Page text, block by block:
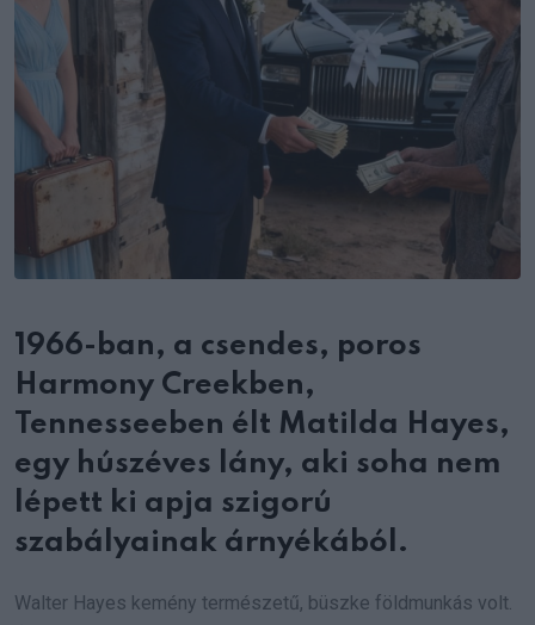
1966-ban, a csendes, poros
Harmony Creekben,
Tennesseeben élt Matilda Hayes,
egy húszéves lány, aki soha nem
lépett ki apja szigorú
szabályainak árnyékából.
Walter Hayes kemény természetű, büszke földmunkás volt.